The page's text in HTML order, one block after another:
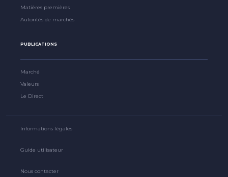
Matières premières
Autorités de marchés
PUBLICATIONS
Marché
Valeurs
Le Direct
Informations légales
Guide utilisateur
Nous contacter